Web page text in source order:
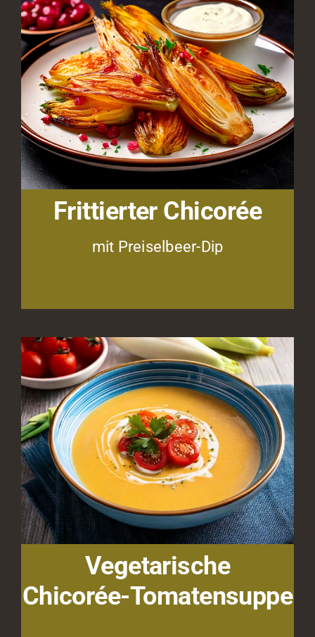
Frittierter Chicorée
mit Preiselbeer-Dip
Vegetarische
Chicorée-Tomatensuppe